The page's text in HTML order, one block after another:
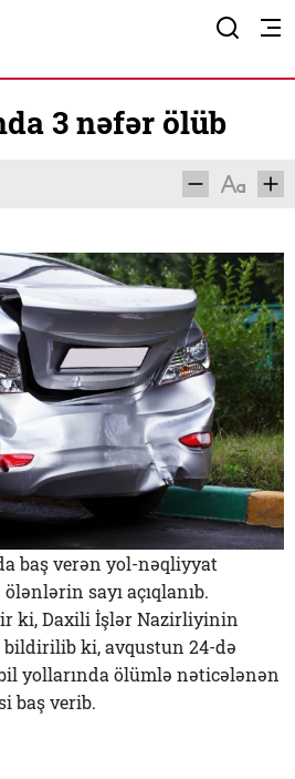
3 nəfər ölüb
baş verən yol-nəqliyyat
sayı açıqlanıb.
ki, Daxili İşlər Nazirliyinin
ki, avqustun 24-də
yollarında ölümlə nəticələnən
baş verib.